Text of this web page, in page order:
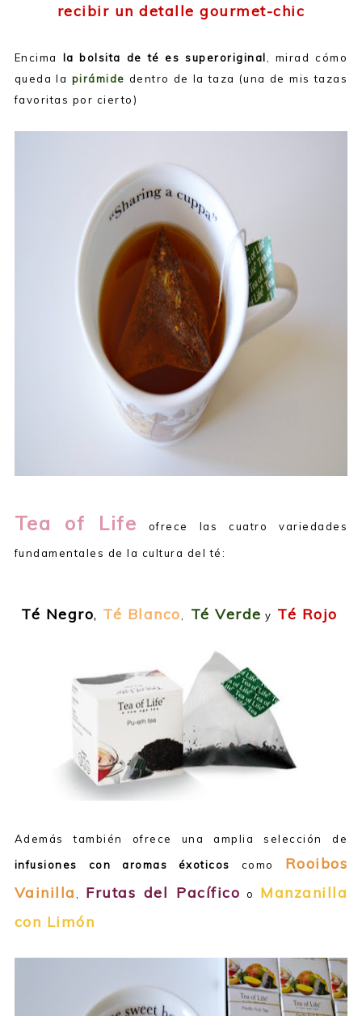
recibir un detalle gourmet-chic
Encima la bolsita de té es superoriginal, mirad cómo
queda la pirámide dentro de la taza (una de mis tazas
favoritas por cierto)
Tea of Life ofrece las cuatro variedades
fundamentales de la cultura del té:
Té Negro, Té Blanco, Té Verde y Té Rojo
Además también ofrece una amplia selección de
infusiones con aromas éxoticos
como Rooibos
Vainilla, Frutas del Pacífico o Manzanilla
con Limón